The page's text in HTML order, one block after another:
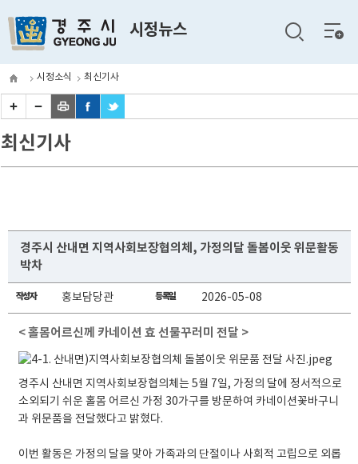
시정뉴스
전체
메뉴
시정소식 최신기사
최신기사
경주시 산내면 지역사회보장협의체, 가정의달 돌봄이웃 위문활동
박차
작성자 홍보담당관 등록일 2026-05-08
< 홀몸어르신께 카네이션 효 선물꾸러미 전달 >
경주시 산내면 지역사회보장협의체는 5월 7일, 가정의 달에 정서적으로
소외되기 쉬운 홀몸 어르신 가정 30가구를 방문하여 카네이션꽃바구니
과 위문품을 전달했다고 밝혔다.
이번 활동은 가정의 달을 맞아 가족과의 단절이나 사회적 고립으로 외롭